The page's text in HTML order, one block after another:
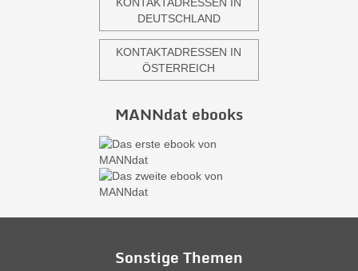
DEUTSCHLAND
KONTAKTADRESSEN IN
ÖSTERREICH
MANNdat ebooks
Sonstige Themen